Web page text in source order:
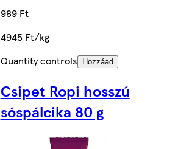
989 Ft
4945 Ft/kg
Quantity controls
Hozzáad
Csipet Ropi hosszú
sóspálcika 80 g